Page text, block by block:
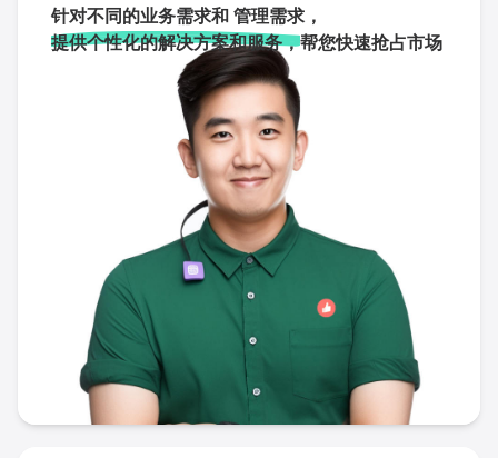
针对不同的业务需求和 管理需求，
提供个性化的解决方案和服务，帮您快速抢占市场